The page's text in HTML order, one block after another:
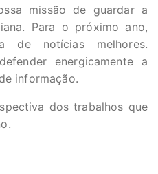
missão de guardar a
Para o próximo ano,
de notícias melhores.
energicamente a
informação.
dos trabalhos que